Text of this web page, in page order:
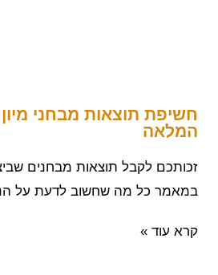
חשיפת תוצאות מבחני
המלאה
זכותכם לקבל תוצאות מבחנים
במאמר כל מה שחשוב לדעת על
קרא עוד »